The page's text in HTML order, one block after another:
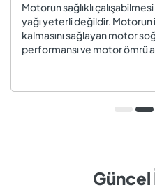
Motorun sağlıklı
yağı yeterli değildir. Motorun
kalmasını sağlayan motor
performansı ve motor ömrü
değiştirilmeyen soğutma
arızaları ve yüksek onarım